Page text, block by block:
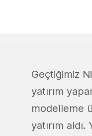
Geçtiğimiz
yatırım
modelleme
yatırım